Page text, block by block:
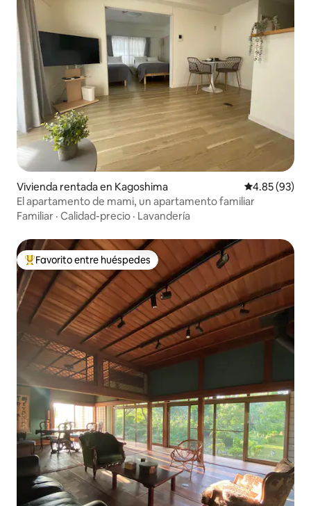
Vivienda rentada en Kagoshima Calificación
4.85 (93)
El apartamento de mami, un apartamento familiar
Familiar · Calidad-precio · Lavandería
Favorito entre huéspedes preferido
Favorito entre huéspedes